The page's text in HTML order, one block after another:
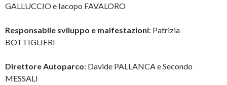
GALLUCCIO e Iacopo FAVALORO
Responsabile sviluppo e maifestazioni: Patrizia
BOTTIGLIERI
Direttore Autoparco: Davide PALLANCA e Secondo
MESSALI